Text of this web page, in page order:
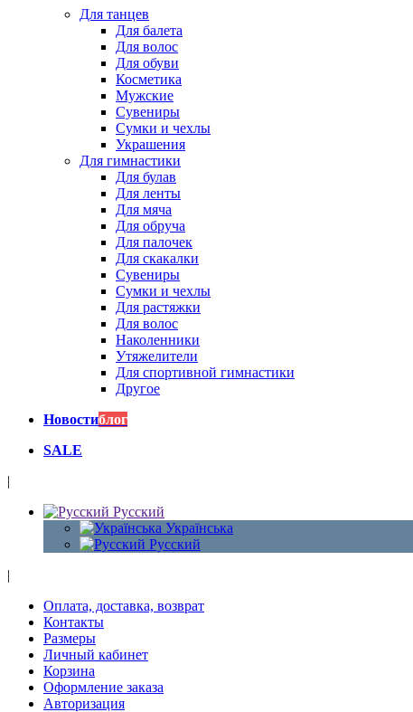
Для танцев
Для балета
Для волос
Для обуви
Косметика
Мужские
Сувениры
Сумки и чехлы
Украшения
Для гимнастики
Для булав
Для ленты
Для мяча
Для обруча
Для палочек
Для скакалки
Сувениры
Сумки и чехлы
Для растяжки
Для волос
Наколенники
Утяжелители
Для спортивной гимнастики
Другое
Новостиблог
SALE
|
Русский
Українська
Русский
|
Оплата, доставка, возврат
Контакты
Размеры
Личный кабинет
Корзина
Оформление заказа
Авторизация